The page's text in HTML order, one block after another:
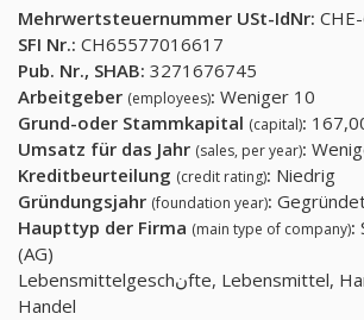
Mehrwertsteuernummer USt-IdNr:
SFI Nr.: CH65577016617
Pub. Nr., SHAB: 3271676745
Arbeitgeber (employees): Weniger 10
Grund-oder Stammkapital (capital):
Umsatz für das Jahr (sales, per year):
Kreditbeurteilung (credit rating): Niedrig
Gründungsjahr (foundation year):
Haupttyp der Firma (main type of company):
(AG)
Lebensmittelgeschنfte, Lebensmittel, Handel, Getrنnke,
Handel